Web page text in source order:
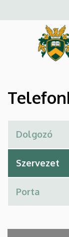
és
Intézet
a